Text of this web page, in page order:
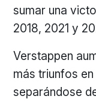
sumar una
2018, 2021 y
Verstappen
más triunfos
separándose